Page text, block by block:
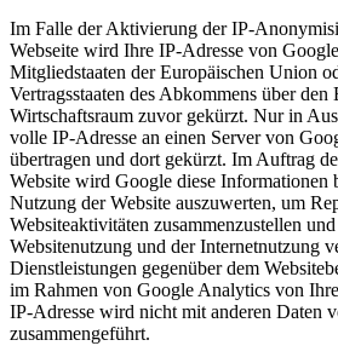
Im Falle der Aktivierung der IP-
Webseite wird Ihre IP-Adresse von
Mitgliedstaaten der Europäischen Union
Vertragsstaaten des Abkommens über den
Wirtschaftsraum zuvor gekürzt. Nur in
volle IP-Adresse an einen Server von
übertragen und dort gekürzt. Im Auftrag
Website wird Google diese Informationen
Nutzung der Website auszuwerten, um
Websiteaktivitäten zusammenzustellen
Websitenutzung und der Internetnutzung
Dienstleistungen gegenüber dem
im Rahmen von Google Analytics von
IP-Adresse wird nicht mit anderen Daten
zusammengeführt.